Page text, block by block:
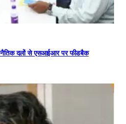
दलों से एसआईआर पर फीडबैक